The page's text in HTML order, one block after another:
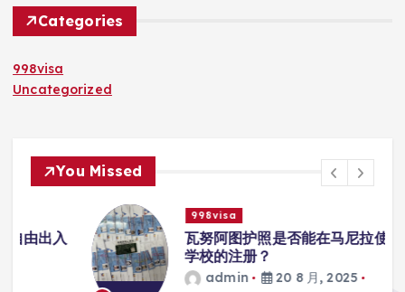
Categories
998visa
Uncategorized
You Missed
998visa
瓦努阿图护照是否能在马尼拉使用国际
学校的注册？
admin
20 8 月, 2025